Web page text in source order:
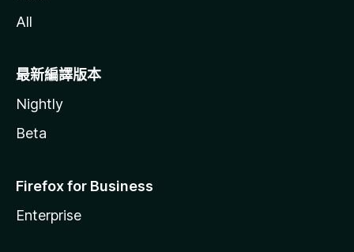
All
最新編譯版本
Nightly
Beta
Firefox for Business
Enterprise